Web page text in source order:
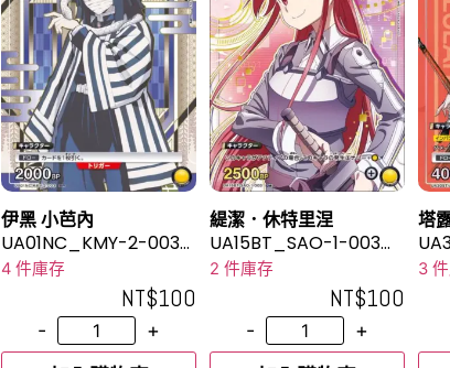
伊黑 小芭內
UA01NC_KMY-2-003S
P
4 件庫存
NT$100
-
+
緹潔．休特里涅
UA15BT_SAO-1-003_
2U★
2 件庫存
NT$100
-
+
塔
R★
3